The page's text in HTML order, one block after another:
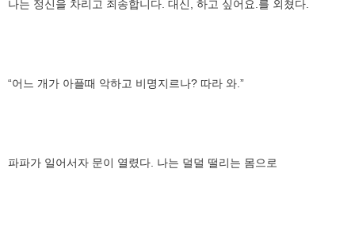
나는 정신을 차리고 죄송합니다. 대신, 하고 싶어요.를 외쳤다.
“어느 개가 아플때 악하고 비명지르나? 따라 와.”
파파가 일어서자 문이 열렸다. 나는 덜덜 떨리는 몸으로